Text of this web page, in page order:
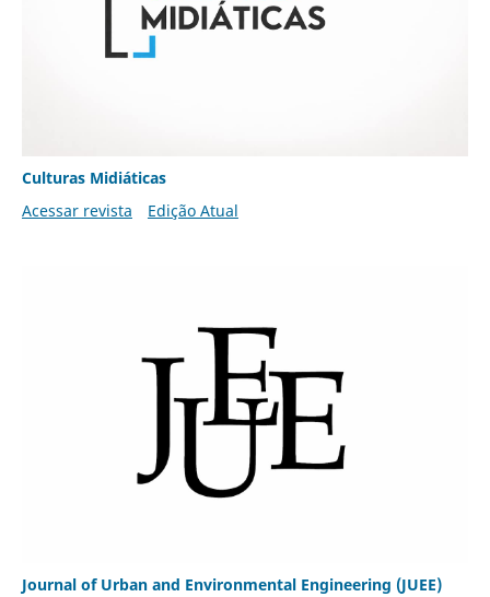
Culturas Midiáticas
Acessar revista
Edição Atual
Journal of Urban and Environmental Engineering (JUEE)